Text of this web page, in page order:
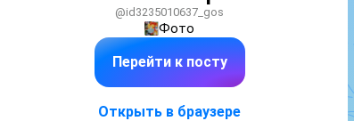
@id3235010637_gos
Фото
Перейти к посту
Открыть в браузере